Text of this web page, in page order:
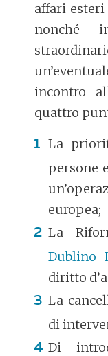
affari
nonché
incontro
quattro
La
persone
europea;
La
Dublino
diritto
La
di
Di